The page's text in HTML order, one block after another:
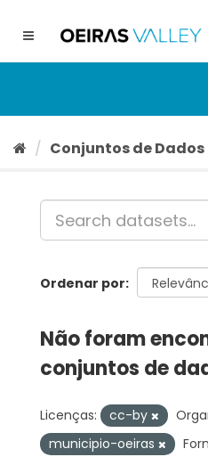
conteúdo
Toggle
Conjuntos de Dados
Ordenar por
Não foram
conjuntos de
Licenças: cc-by
municipio-oeiras